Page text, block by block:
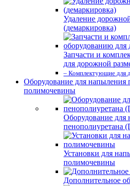
Удаление
(демаркировка)
Запчасти и
для дорожной
– Комплектующие для
Оборудование для
полимочевины
Оборудование для
Установки для
полимочевины
Дополнительное